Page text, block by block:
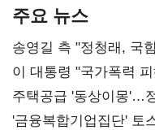
주요 뉴스
송영길 측 "정청래, 국
총선 지휘 못해"
이 대통령 "국가폭력
진실 밝혀야"
주택공급 '동상이몽'…
'금융복합기업집단' 토